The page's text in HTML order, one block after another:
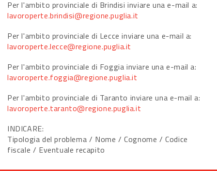
Per l'ambito provinciale di Brindisi inviare una e-mail a:
lavoroperte.brindisi@regione.puglia.it
Per l'ambito provinciale di Lecce inviare una e-mail a:
lavoroperte.lecce@regione.puglia.it
Per l'ambito provinciale di Foggia inviare una e-mail a:
lavoroperte.foggia@regione.puglia.it
Per l'ambito provinciale di Taranto inviare una e-mail a:
lavoroperte.taranto@regione.puglia.it
INDICARE:
Tipologia del problema / Nome / Cognome / Codice
fiscale / Eventuale recapito